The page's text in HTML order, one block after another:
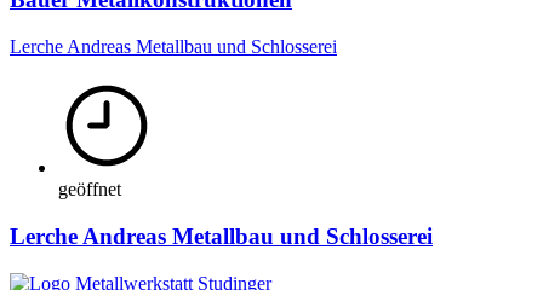
Lerche Andreas Metallbau und Schlosserei
geöffnet
Lerche Andreas Metallbau und Schlosserei